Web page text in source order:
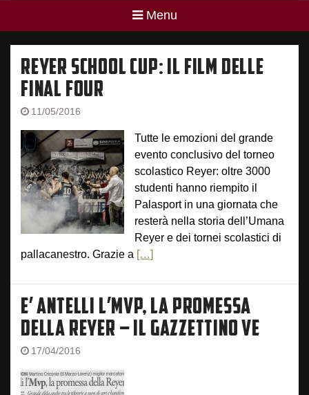
Menu
REYER SCHOOL CUP: IL FILM DELLE
FINAL FOUR
11/05/2016
Tutte le emozioni del grande
evento conclusivo del torneo
scolastico Reyer: oltre 3000
studenti hanno riempito il
Palasport in una giornata che
resterà nella storia dell’Umana
Reyer e dei tornei scolastici di
pallacanestro. Grazie a […]
E’ ANTELLI L’MVP, LA PROMESSA
DELLA REYER – IL GAZZETTINO VE
17/04/2016